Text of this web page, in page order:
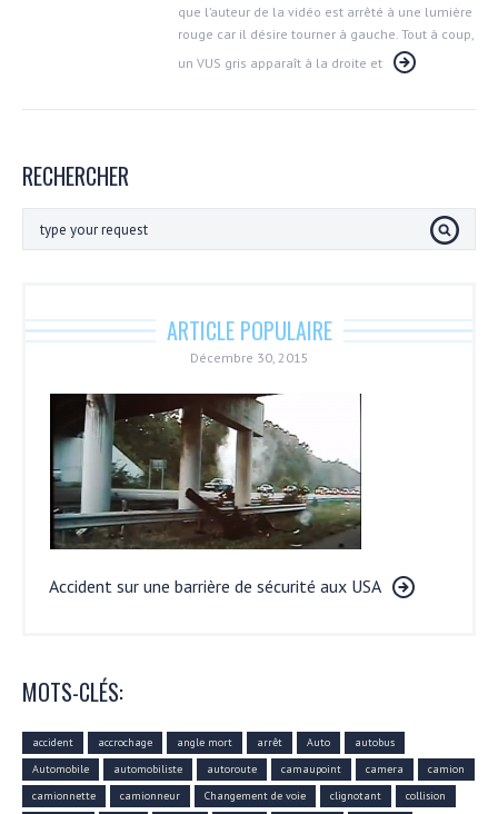
que l’auteur de la vidéo est arrêté à une lumière
rouge car il désire tourner à gauche. Tout à coup,
un VUS gris apparaît à la droite et
RECHERCHER
ARTICLE POPULAIRE
Décembre 30, 2015
Accident sur une barrière de sécurité aux USA
MOTS-CLÉS:
accident accrochage angle mort arrêt Auto
autobus
Automobile
automobiliste autoroute camaupoint camera
camion
camionnette
camionneur Changement de voie clignotant
collision